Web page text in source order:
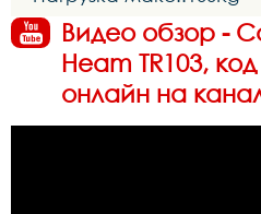
Видео обзор -
Heam TR103,
онлайн на